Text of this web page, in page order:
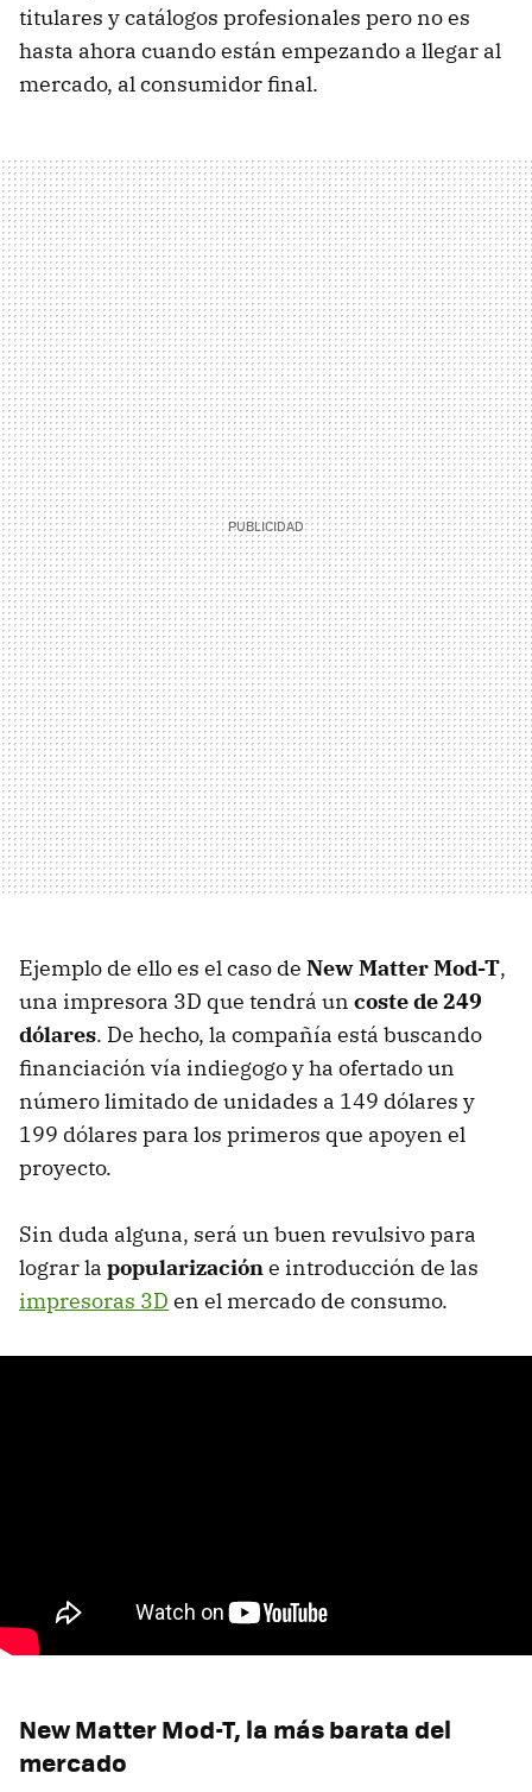
titulares y catálogos profesionales pero no es
hasta ahora cuando están empezando a llegar al
mercado, al consumidor final.
Ejemplo de ello es el caso de New Matter Mod-T,
una impresora 3D que tendrá un coste de 249
dólares. De hecho, la compañía está buscando
financiación vía indiegogo y ha ofertado un
número limitado de unidades a 149 dólares y
199 dólares para los primeros que apoyen el
proyecto.
Sin duda alguna, será un buen revulsivo para
lograr la popularizacióne introducción de las
impresoras 3D en el mercado de consumo.
New Matter Mod-T, la más barata del
mercado